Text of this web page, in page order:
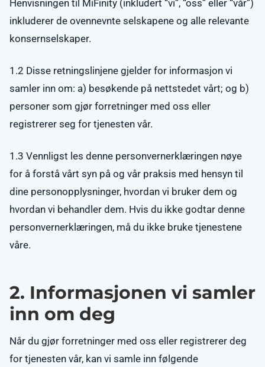
Henvisningen til MiFinity (inkludert “vi”, “oss” eller “vår”)
inkluderer de ovennevnte selskapene og alle relevante
konsernselskaper.
1.2 Disse retningslinjene gjelder for informasjon vi
samler inn om: a) besøkende på nettstedet vårt; og b)
personer som gjør forretninger med oss eller
registrerer seg for tjenesten vår.
1.3 Vennligst les denne personvernerklæringen nøye
for å forstå vårt syn på og vår praksis med hensyn til
dine personopplysninger, hvordan vi bruker dem og
hvordan vi behandler dem. Hvis du ikke godtar denne
personvernerklæringen, må du ikke bruke tjenestene
våre.
2. Informasjonen vi samler
inn om deg
Når du gjør forretninger med oss eller registrerer deg
for tjenesten vår, kan vi samle inn følgende